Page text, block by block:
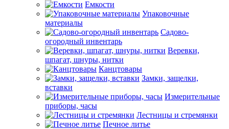
Емкости
Упаковочные
материалы
Садово-
огородный инвентарь
Веревки,
шпагат, шнуры, нитки
Канцтовары
Замки, защелки,
вставки
Измерительные
приборы, часы
Лестницы и стремянки
Печное литье